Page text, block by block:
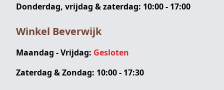
Donderdag, vrijdag & zaterdag: 10:00 - 17:00
Winkel Beverwijk
Maandag - Vrijdag: Gesloten
Zaterdag & Zondag: 10:00 - 17:30